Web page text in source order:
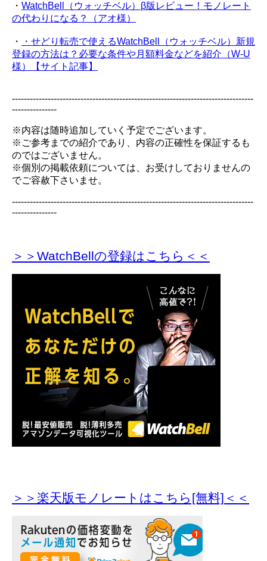
・ WatchBell（ウォッチベル）β版レビュー！モノレート
の代わりになる？（アオ様）
・
・せどり転売で使えるWatchBell（ウォッチベル）新規
登録の方法は？必要な条件や月額料金などを紹介（W-U
様）【サイト記事】
---------------------------------------------------------------------------------
---------------
※内容は随時追加していく予定でございます。
※ご参考までの紹介であり、内容の正確性を保証するも
のではございません。
※個別の掲載依頼については、お受けしておりませんの
でご容赦下さいませ。
---------------------------------------------------------------------------------
---------------
＞＞WatchBellの登録はこちら＜＜
＞＞楽天版モノレートはこちら[無料]＜＜